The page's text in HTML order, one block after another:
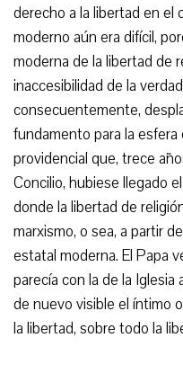
derecho a la libertad en
moderno aún era difícil,
moderna de la libertad de
inaccesibilidad de la
consecuentemente,
fundamento para la
providencial que, trece
Concilio, hubiese llegado
donde la libertad de
marxismo, o sea, a partir
estatal moderna. El Papa
parecía con la de la
de nuevo visible el íntimo
la libertad, sobre todo la